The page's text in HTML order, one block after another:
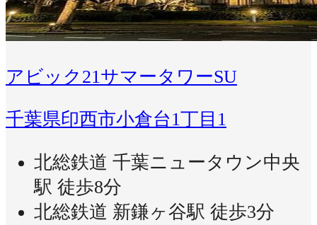
アビック21サマータワーSU
千葉県印西市小倉台1丁目1
北総鉄道 千葉ニュータウン中央
駅 徒歩8分
北総鉄道 新鎌ヶ谷駅 徒歩3分